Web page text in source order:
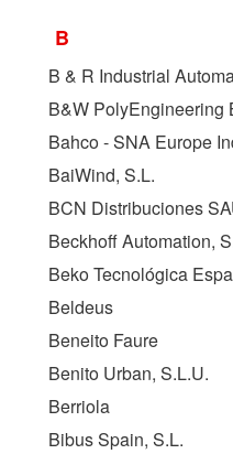
B
B & R Industrial
B&W PolyEngineering
Bahco - SNA Europe
BaiWind, S.L.
BCN Distribuciones
Beckhoff Automation,
Beko Tecnológica
Beldeus
Beneito Faure
Benito Urban, S.L.U.
Berriola
Bibus Spain, S.L.